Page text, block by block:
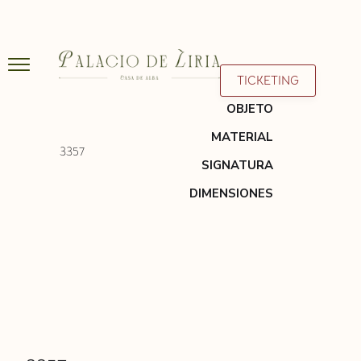
TICKETING
3357
OBJETO
MATERIAL
SIGNATURA
DIMENSIONES